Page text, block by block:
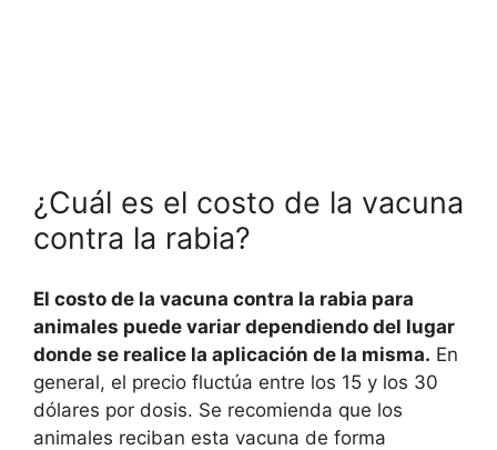
¿Cuál es el costo de la vacuna
contra la rabia?
El costo de la vacuna contra la rabia para
animales puede variar dependiendo del lugar
donde se realice la aplicación de la misma. En
general, el precio fluctúa entre los 15 y los 30
dólares por dosis. Se recomienda que los
animales reciban esta vacuna de forma